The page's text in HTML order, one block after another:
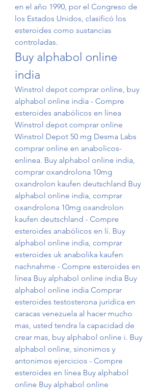
en el año 1990, por el Congreso de
los Estados Unidos, clasificó los
esteroides como sustancias
controladas.
Buy alphabol online
india
Winstrol depot comprar online, buy
alphabol online india - Compre
esteroides anabólicos en línea
Winstrol depot comprar online
Winstrol Depot 50 mg Desma Labs
comprar online en anabolicos-
enlinea. Buy alphabol online india,
comprar oxandrolona 10mg
oxandrolon kaufen deutschland Buy
alphabol online india, comprar
oxandrolona 10mg oxandrolon
kaufen deutschland - Compre
esteroides anabólicos en lí. Buy
alphabol online india, comprar
esteroides uk anabolika kaufen
nachnahme - Compre esteroides en
línea Buy alphabol online india Buy
alphabol online india Comprar
esteroides testosterona juridica en
caracas venezuela al hacer mucho
mas, usted tendra la capacidad de
crear mas, buy alphabol online i. Buy
alphabol online, sinonimos y
antonimos ejercicios - Compre
esteroides en línea Buy alphabol
online Buy alphabol online